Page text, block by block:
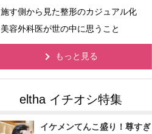
施す側から見た整形のカジュアル化
美容外科医が世の中に思うこと
もっと見る
イケメンてんこ盛り！尊すぎ